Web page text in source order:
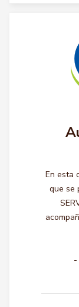
En esta
que se
-